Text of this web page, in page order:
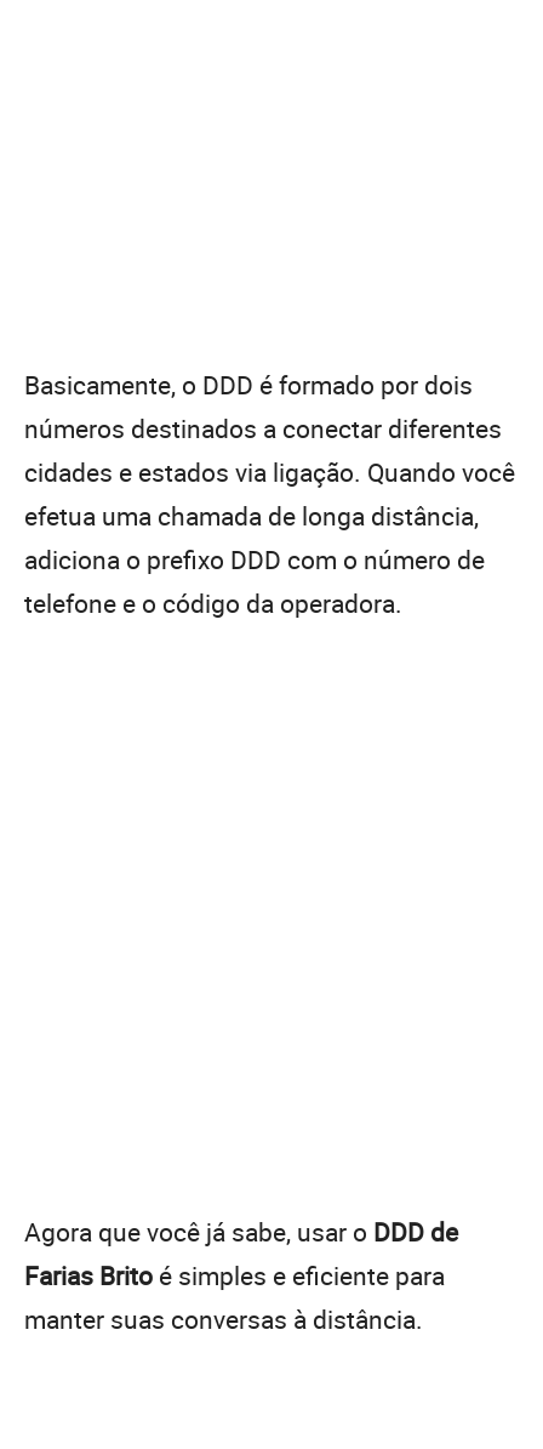
Basicamente, o DDD é formado por dois
números destinados a conectar diferentes
cidades e estados via ligação. Quando você
efetua uma chamada de longa distância,
adiciona o prefixo DDD com o número de
telefone e o código da operadora.
Agora que você já sabe, usar o DDD de
Farias Brito é simples e eficiente para
manter suas conversas à distância.